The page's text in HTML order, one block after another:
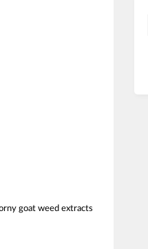
goat weed extracts